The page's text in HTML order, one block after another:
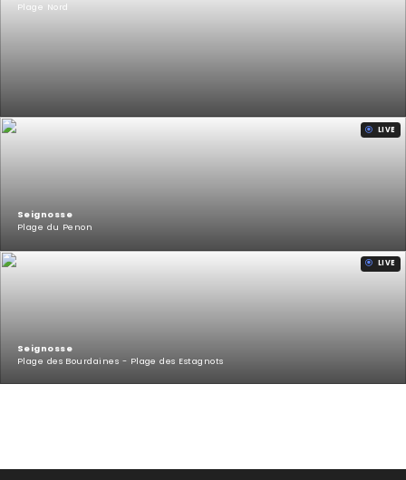
Plage Nord
LIVE
Seignosse
Plage du Penon
LIVE
Seignosse
Plage des Bourdaines - Plage des Estagnots